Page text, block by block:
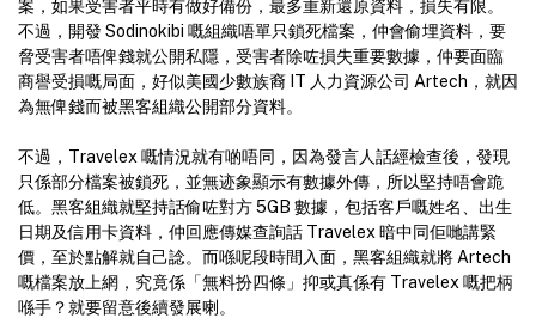
案，如果受害者平時有做好備份，最多重新還原資料，損失有限。
不過，開發 Sodinokibi 嘅組織唔單只鎖死檔案，仲會偷埋資料，要
脅受害者唔俾錢就公開私隱，受害者除咗損失重要數據，仲要面臨
商譽受損嘅局面，好似美國少數族裔 IT 人力資源公司 Artech，就因
為無俾錢而被黑客組織公開部分資料。
不過，Travelex 嘅情況就有啲唔同，因為發言人話經檢查後，發現
只係部分檔案被鎖死，並無迹象顯示有數據外傳，所以堅持唔會跪
低。黑客組織就堅持話偷咗對方 5GB 數據，包括客戶嘅姓名、出生
日期及信用卡資料，仲回應傳媒查詢話 Travelex 暗中同佢哋講緊
價，至於點解就自己諗。而喺呢段時間入面，黑客組織就將 Artech
嘅檔案放上網，究竟係「無料扮四條」抑或真係有 Travelex 嘅把柄
喺手？就要留意後續發展喇。